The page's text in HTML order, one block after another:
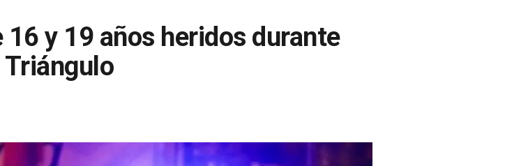
y 19 años heridos durante